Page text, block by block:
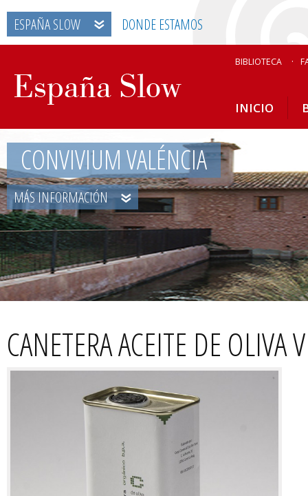
ESPAÑA SLOW DONDE ESTAMOS
BIBLIOTECA
INICIO
CONVIVIUM VALÉNCIA
MÁS INFORMACIÓN
CANETERA ACEITE DE OLIVA